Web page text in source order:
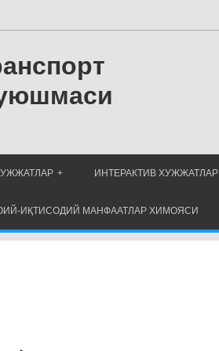
ИНТЕРАКТИВ ХУЖЖАТЛАР
ИҚТИСОДИЙ МАНФААТЛАР ХИМОЯСИ